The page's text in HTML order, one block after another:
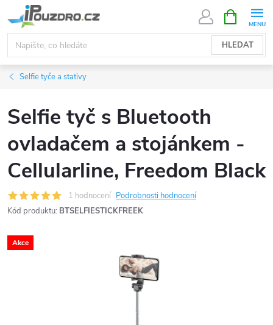
na
obsah
HLEDAT
NÁKUPNÍ
KOŠÍK
Selfie tyče a stativy
Selfie tyč s Bluetooth
ovladačem a stojánkem -
Cellularline, Freedom Black
1 hodnocení Podrobnosti hodnocení
Kód produktu: BTSELFIESTICKFREEK
Akce